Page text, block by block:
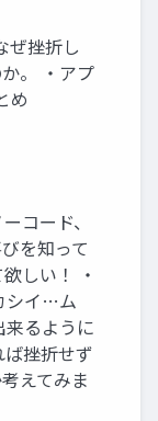
ぜ挫折し
。 ・アプ
め
コード、
を知って
しい！ ・
シイ…ム
るように
挫折せず
えてみま